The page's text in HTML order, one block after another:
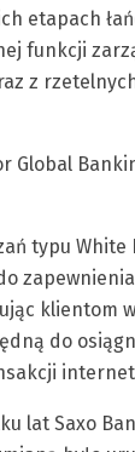
etapach
funkcji
z
Global
typu White
klientom
do
lat Saxo